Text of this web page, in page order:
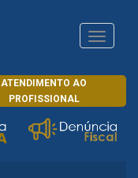
ATENDIMENTO AO
PROFISSIONAL
CRCRJ